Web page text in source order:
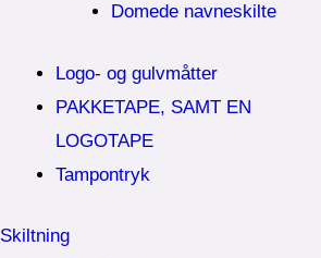
Domede navneskilte
Logo- og gulvmåtter
PAKKETAPE, SAMT EN
LOGOTAPE
Tampontryk
Skiltning